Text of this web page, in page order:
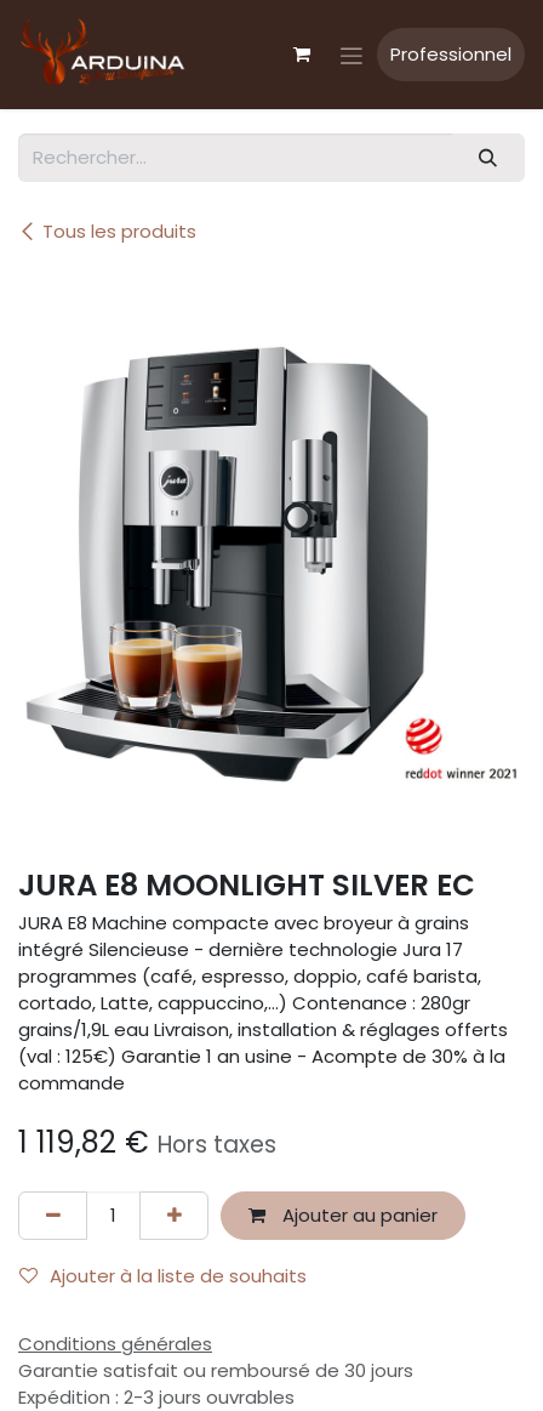
Professionnel
Tous les produits
JURA E8 MOONLIGHT SILVER EC
JURA E8 Machine compacte avec broyeur à grains
intégré Silencieuse - dernière technologie Jura 17
programmes (café, espresso, doppio, café barista,
cortado, Latte, cappuccino,...) Contenance : 280gr
grains/1,9L eau Livraison, installation & réglages offerts
(val : 125€) Garantie 1 an usine - Acompte de 30% à la
commande
1 119,82 € Hors taxes
Ajouter au panier
Ajouter à la liste de souhaits
Conditions générales
Garantie satisfait ou remboursé de 30 jours
Expédition : 2-3 jours ouvrables